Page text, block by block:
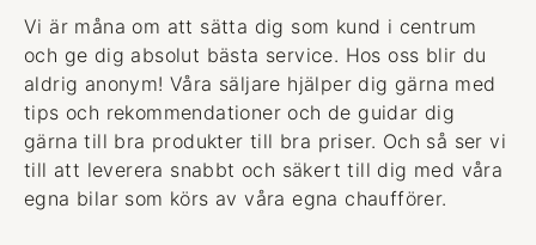
Vi är måna om att sätta dig som kund i centrum
och ge dig absolut bästa service. Hos oss blir du
aldrig anonym! Våra säljare hjälper dig gärna med
tips och rekommendationer och de guidar dig
gärna till bra produkter till bra priser. Och så ser vi
till att leverera snabbt och säkert till dig med våra
egna bilar som körs av våra egna chaufförer.